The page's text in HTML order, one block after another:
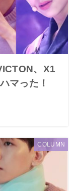
、X1
マった！
COLUMN